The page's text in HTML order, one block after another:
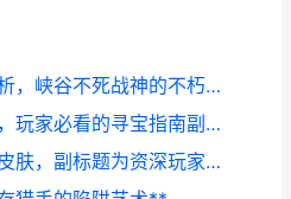
王者荣耀程咬金技能解析，峡谷不死战神的不朽传奇，副标题，肉盾之巅的狂野艺术
王者荣耀抽奖在哪里抽，玩家必看的寻宝指南副标题，探秘游戏内外的惊喜源泉
和平精英怎么抽特斯拉皮肤，副标题为资深玩家抽车皮心得分享